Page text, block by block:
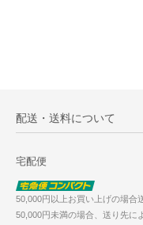
配送・送料について
宅配便
50,000円以上お買い上げの場合
50,000円未満の場合、送り先に